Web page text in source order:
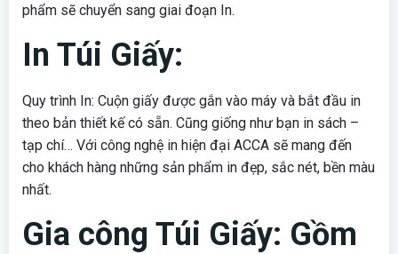
phẩm sẽ chuyển sang giai đoạn In.
In Túi Giấy:
Quy trình In: Cuộn giấy được gắn vào máy và bắt đầu in
theo bản thiết kế có sẵn. Cũng giống như bạn in sách –
tạp chí… Với công nghệ in hiện đại ACCA sẽ mang đến
cho khách hàng những sản phẩm in đẹp, sắc nét, bền màu
nhất.
Gia công Túi Giấy: Gồm